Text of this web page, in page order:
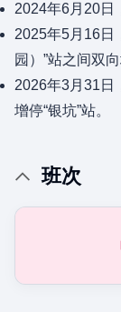
2024年6月20日
2025年5月16日
园）”站之间双
2026年3月31日
增停“银坑”站。
班次